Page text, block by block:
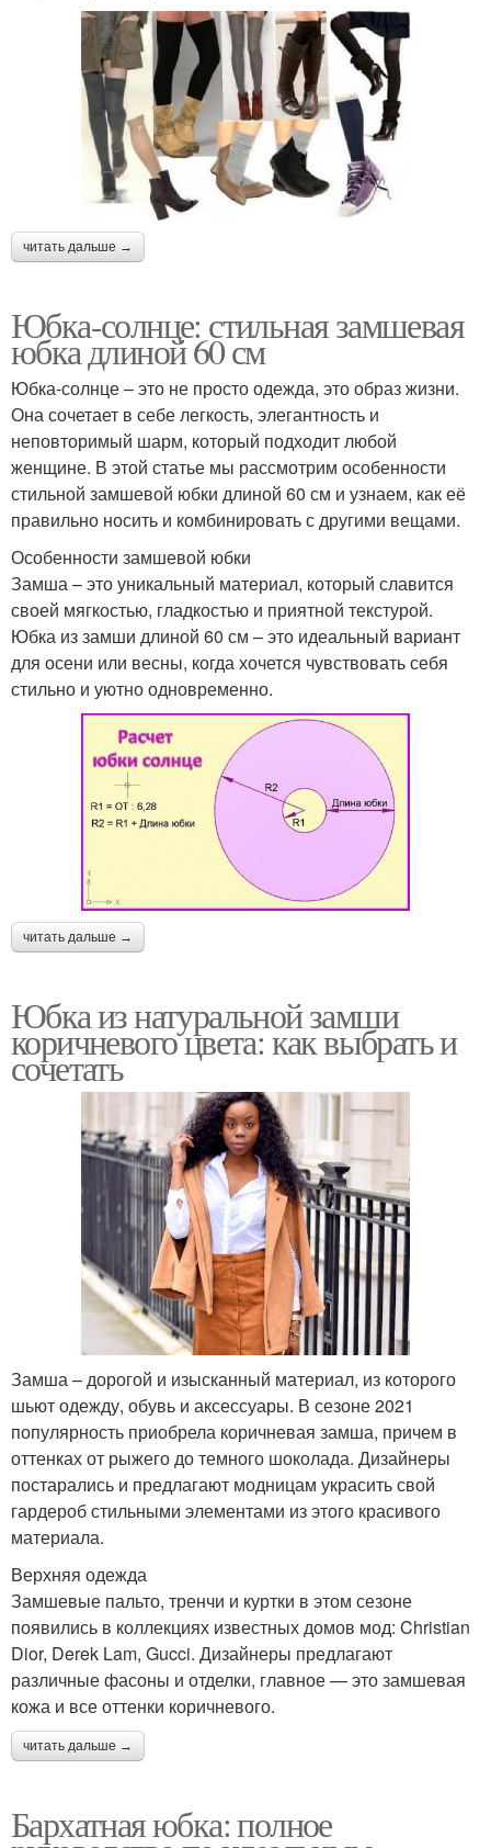
читать дальше →
Юбка-солнце: стильная замшевая
юбка длиной 60 см
Юбка-солнце – это не просто одежда, это образ жизни.
Она сочетает в себе легкость, элегантность и
неповторимый шарм, который подходит любой
женщине. В этой статье мы рассмотрим особенности
стильной замшевой юбки длиной 60 см и узнаем, как её
правильно носить и комбинировать с другими вещами.
Особенности замшевой юбки
Замша – это уникальный материал, который славится
своей мягкостью, гладкостью и приятной текстурой.
Юбка из замши длиной 60 см – это идеальный вариант
для осени или весны, когда хочется чувствовать себя
стильно и уютно одновременно.
читать дальше →
Юбка из натуральной замши
коричневого цвета: как выбрать и
сочетать
Замша – дорогой и изысканный материал, из которого
шьют одежду, обувь и аксессуары. В сезоне 2021
популярность приобрела коричневая замша, причем в
оттенках от рыжего до темного шоколада. Дизайнеры
постарались и предлагают модницам украсить свой
гардероб стильными элементами из этого красивого
материала.
Верхняя одежда
Замшевые пальто, тренчи и куртки в этом сезоне
появились в коллекциях известных домов мод: Christian
Dior, Derek Lam, Gucci. Дизайнеры предлагают
различные фасоны и отделки, главное — это замшевая
кожа и все оттенки коричневого.
читать дальше →
Бархатная юбка: полное